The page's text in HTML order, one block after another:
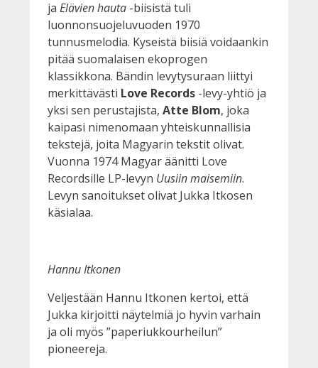
ja Elävien hauta -biisistä tuli
luonnonsuojeluvuoden 1970
tunnusmelodia. Kyseistä biisiä voidaankin
pitää suomalaisen ekoprogen
klassikkona. Bändin levytysuraan liittyi
merkittävästi Love Records -levy-yhtiö ja
yksi sen perustajista, Atte Blom, joka
kaipasi nimenomaan yhteiskunnallisia
tekstejä, joita Magyarin tekstit olivat.
Vuonna 1974 Magyar äänitti Love
Recordsille LP-levyn Uusiinmaisemiin.
Levyn sanoitukset olivat Jukka Itkosen
käsialaa.
Hannu Itkonen
Veljestään Hannu Itkonen kertoi, että
Jukka kirjoitti näytelmiä jo hyvin varhain
ja oli myös ”paperiukkourheilun”
pioneereja.